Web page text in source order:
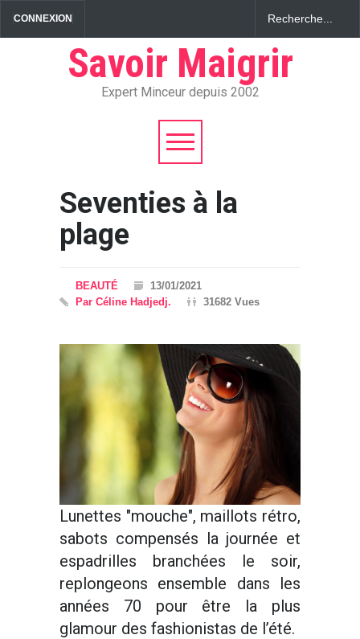
CONNEXION
Savoir Maigrir
Expert Minceur depuis 2002
Seventies à la
plage
BEAUTÉ
13/01/2021
Par Céline Hadjedj.
31682 Vues
Lunettes "mouche", maillots rétro,
sabots compensés la journée et
espadrilles branchées le soir,
replongeons ensemble dans les
années 70 pour être la plus
glamour des fashionistas de l’été.